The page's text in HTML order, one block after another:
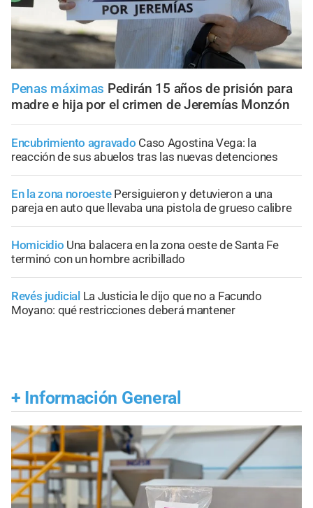
Penas máximas Pedirán 15 años de prisión para
madre e hija por el crimen de Jeremías Monzón
Encubrimiento agravado Caso Agostina Vega: la
reacción de sus abuelos tras las nuevas detenciones
En la zona noroeste Persiguieron y detuvieron a una
pareja en auto que llevaba una pistola de grueso calibre
Homicidio Una balacera en la zona oeste de Santa Fe
terminó con un hombre acribillado
Revés judicial La Justicia le dijo que no a Facundo
Moyano: qué restricciones deberá mantener
+ Información General